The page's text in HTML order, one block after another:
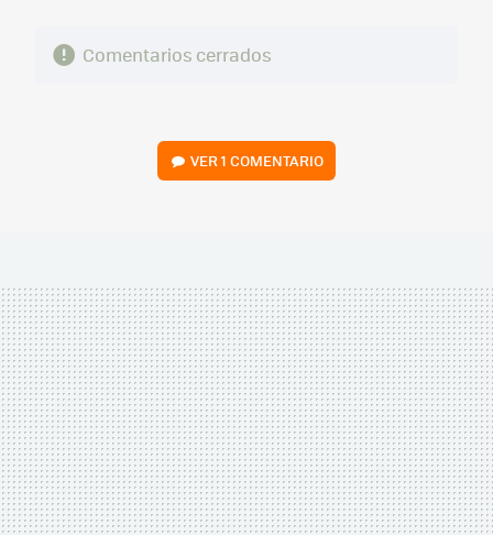
Comentarios cerrados
VER1 COMENTARIO